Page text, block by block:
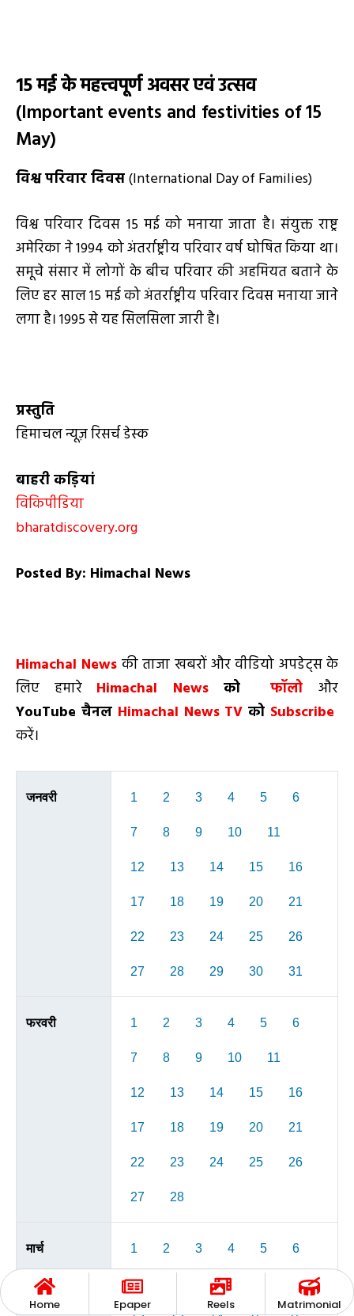
15मईके महत्त्वपूर्ण अवसर एवं उत्सव
(Important events and festivities of 15
May)
विश्व परिवार दिवस(International Day of Families)
विश्व परिवार दिवस 15 मई को मनाया जाता है। संयुक्त राष्ट्र
अमेरिका ने 1994 को अंतर्राष्ट्रीय परिवार वर्ष घोषित किया था।
समूचे संसार में लोगों के बीच परिवार की अहमियत बताने के
लिए हर साल 15 मई को अंतर्राष्ट्रीय परिवार दिवस मनाया जाने
लगा है। 1995 से यह सिलसिला जारी है।
प्रस्तुति
हिमाचल न्यूज़ रिसर्च डेस्क
बाहरी कड़ियां
विकिपीडिया
bharatdiscovery.org
Posted By: Himachal News
Himachal News की ताजा खबरों और वीडियो अपडेट्स के
लिए हमारे Himachal News को फॉलो
और
YouTube चैनल Himachal News TVको Subscribe
करें।
जनवरी 1 2 3 4 5 6
7 8 9 10 11
12 13 14 15 16
17 18 19 20 21
22 23 24 25 26
27 28 29 30 31
फरवरी 1 2 3 4 5 6
7 8 9 10 11
12 13 14 15 16
17 18 19 20 21
22 23 24 25 26
27 28
मार्च 1 2 3 4 5 6
7 10
Home Epaper Reels Matrimonial